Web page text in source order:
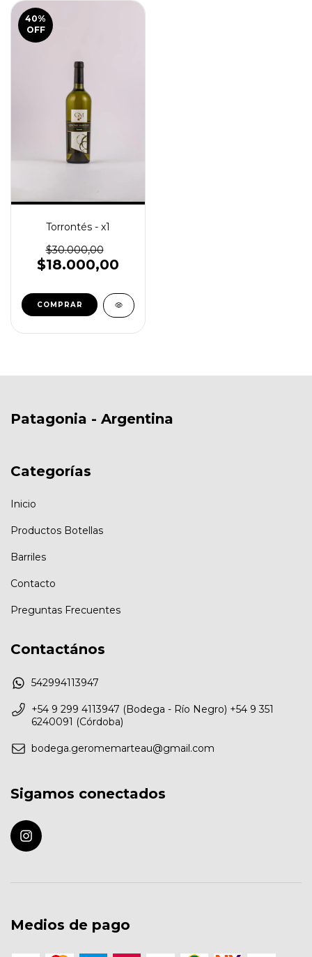
40%
OFF
Torrontés - x1
$30.000,00
$18.000,00
Patagonia - Argentina
Categorías
Inicio
Productos Botellas
Barriles
Contacto
Preguntas Frecuentes
Contactános
542994113947
+54 9 299 4113947 (Bodega - Río Negro) +54 9 351
6240091 (Córdoba)
bodega.geromemarteau@gmail.com
Sigamos conectados
Medios de pago